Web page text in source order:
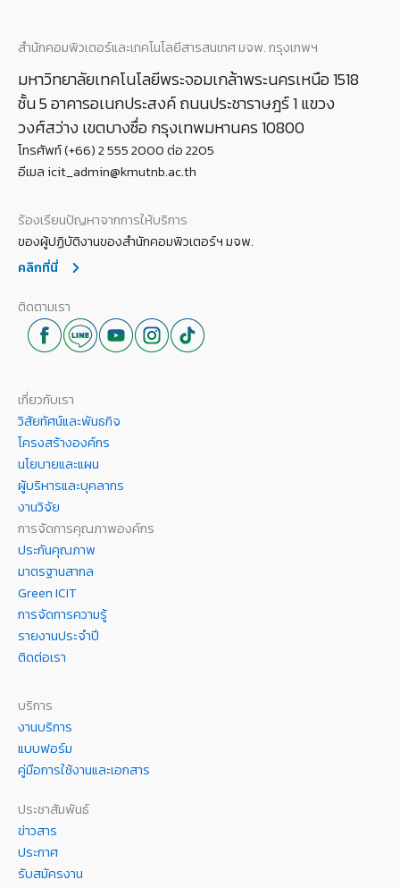
สำนักคอมพิวเตอร์และเทคโนโลยีสารสนเทศ มจพ. กรุงเทพฯ
มหาวิทยาลัยเทคโนโลยีพระจอมเกล้าพระนครเหนือ 1518
ชั้น 5 อาคารอเนกประสงค์ ถนนประชาราษฎร์ 1 แขวง
วงศ์สว่าง เขตบางซื่อ กรุงเทพมหานคร 10800
โทรศัพท์ (+66) 2 555 2000 ต่อ 2205
อีเมล icit_admin@kmutnb.ac.th
ร้องเรียนปัญหาจากการให้บริการ
ของผู้ปฏิบัติงานของสำนักคอมพิวเตอร์ฯ มจพ.
คลิกที่นี่
ติดตามเรา
เกี่ยวกับเรา
วิสัยทัศน์และพันธกิจ
โครงสร้างองค์กร
นโยบายและแผน
ผู้บริหารและบุคลากร
งานวิจัย
การจัดการคุณภาพองค์กร
ประกันคุณภาพ
มาตรฐานสากล
Green ICIT
การจัดการความรู้
รายงานประจำปี
ติดต่อเรา
บริการ
งานบริการ
แบบฟอร์ม
คู่มือการใช้งานและเอกสาร
ประชาสัมพันธ์
ข่าวสาร
ประกาศ
รับสมัครงาน